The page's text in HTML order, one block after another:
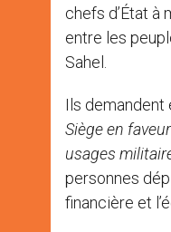
chefs d’État à
entre les
Sahel.
Ils demandent
Siègeen
usages
personnes
financière et